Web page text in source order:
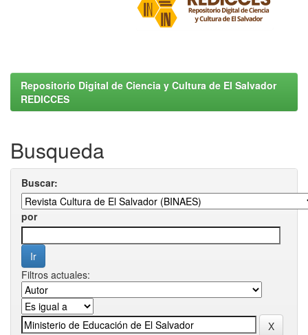
Repositorio Digital de Ciencia y Cultura de El Salvador
REDICCES
Busqueda
Buscar:
por
Filtros actuales: